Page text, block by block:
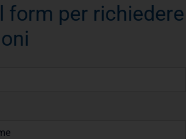
form per richiedere